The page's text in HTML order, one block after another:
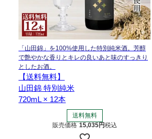
「山田錦」を100%使用した特別純米酒。芳醇
で艶やかな香りとキレの良いあと味のすっきり
としたお酒。
【送料無料】
山田錦 特別純米
720mL × 12本
送料無料
販売価格 15,035 税込